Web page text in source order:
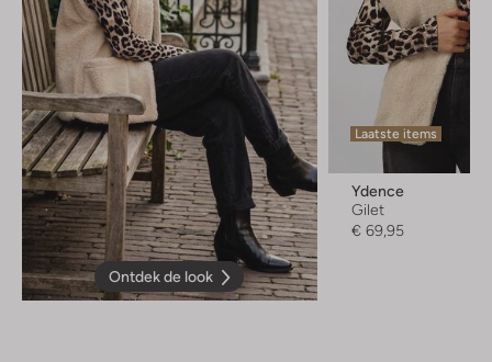
Ontdek de look
Laatste items
Ydence
Gilet
€ 69,95